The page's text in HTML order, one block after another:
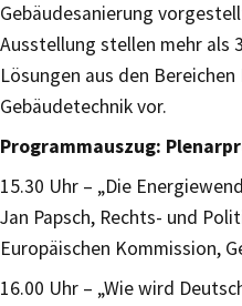
Gebäudesanierung
Ausstellung stellen mehr als
Lösungen aus den
Gebäudetechnik vor.
Programmauszug:
15.30 Uhr – „Die
Jan Papsch, Rechts- und
Europäischen Kommission,
16.00 Uhr – „Wie wird